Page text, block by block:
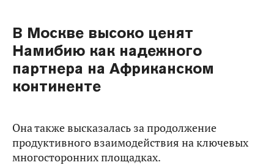
В Москве высоко ценят
Намибию как надежного
партнера на Африканском
континенте
Она также высказалась за продолжение
продуктивного взаимодействия на ключевых
многосторонних площадках.